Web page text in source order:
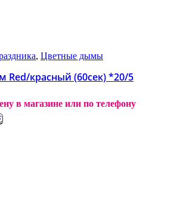
, Цветные дымы
Red/красный (60сек) *20/5
в магазине или по телефону